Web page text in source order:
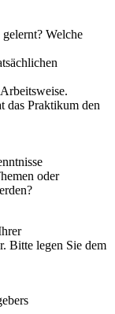
Welche
das Praktikum den
oder
Bitte legen Sie dem